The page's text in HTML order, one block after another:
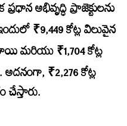
అభివృద్ధి ప్రాజెక్టులను
₹9,449 కోట్ల విలువైన
మరియు ₹1,704 కోట్ల
అదనంగా, ₹2,276 కోట్ల
చేస్తారు.